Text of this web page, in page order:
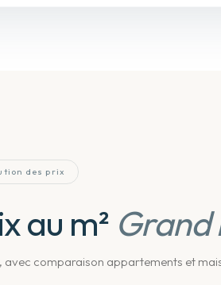
des prix
au m² Grand
, avec comparaison appartements et